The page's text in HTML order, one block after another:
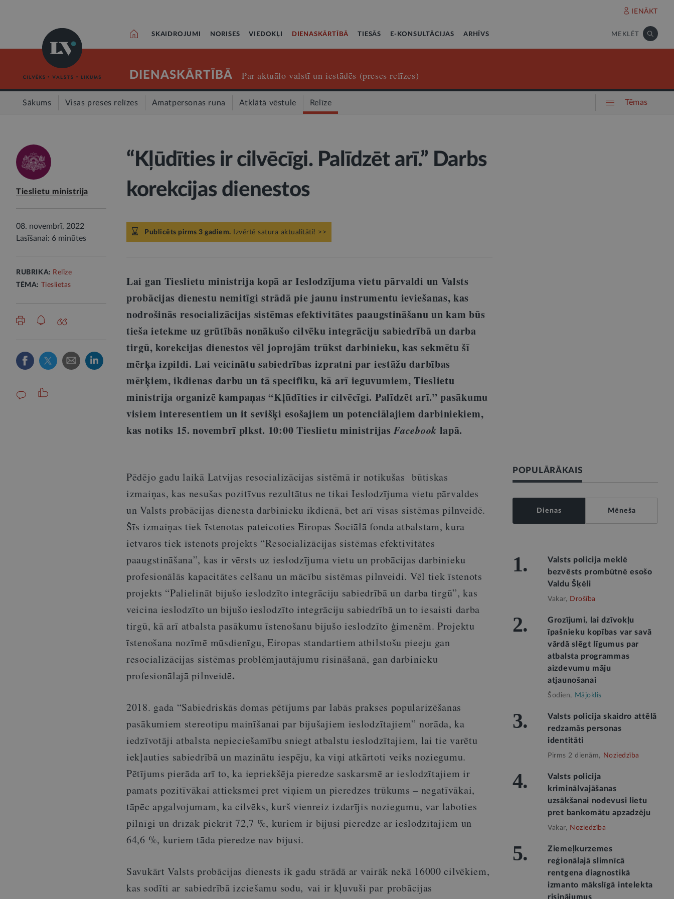
IENĀKT
SKAIDROJUMI NORISES VIEDOKĻI DIENASKĀRTĪBĀ TIESĀS E-KONSULTĀCIJAS ARHĪVS MEKLĒT
DIENASKĀRTĪBĀ Par aktuālo valstī un iestādēs (preses relīzes)
Sākums Visas preses relīzes Amatpersonas runa Atklātā vēstule Relīze Tēmas
Tieslietu ministrija
08. novembrī, 2022
Lasīšanai: 6 minūtes
RUBRIKA: Relīze
TĒMA:
Tieslietas
“Kļūdīties ir cilvēcīgi. Palīdzēt arī.” Darbs
korekcijas dienestos
Publicēts pirms 3 gadiem. Izvērtē satura aktualitāti! >>
Lai gan Tieslietu ministrija kopā ar Ieslodzījuma vietu pārvaldi un Valsts
probācijas dienestu nemitīgi strādā pie jaunu instrumentu ieviešanas, kas
nodrošinās resocializācijas sistēmas efektivitātes paaugstināšanu un kam būs
tieša ietekme uz grūtībās nonākušo cilvēku integrāciju sabiedrībā un darba
tirgū, korekcijas dienestos vēl joprojām trūkst darbinieku, kas sekmētu šī
mērķa izpildi. Lai veicinātu sabiedrības izpratni par iestāžu darbības
mērķiem, ikdienas darbu un tā specifiku, kā arī ieguvumiem, Tieslietu
ministrija organizē kampaņas “Kļūdīties ir cilvēcīgi. Palīdzēt arī.” pasākumu
visiem interesentiem un it sevišķi esošajiem un potenciālajiem darbiniekiem,
kas notiks 15. novembrī plkst. 10:00 Tieslietu ministrijasFacebook lapā.
Pēdējo gadu laikā Latvijas resocializācijas sistēmā ir notikušas būtiskas
izmaiņas, kas nesušas pozitīvus rezultātus ne tikai Ieslodzījuma vietu pārvaldes
un Valsts probācijas dienesta darbinieku ikdienā, bet arī visas sistēmas pilnveidē.
Šīs izmaiņas tiek īstenotas pateicoties Eiropas Sociālā fonda atbalstam, kura
ietvaros tiek īstenots projekts “Resocializācijas sistēmas efektivitātes
paaugstināšana”, kas ir vērsts uz ieslodzījuma vietu un probācijas darbinieku
profesionālās kapacitātes celšanu un mācību sistēmas pilnveidi. Vēl tiek īstenots
projekts “Palielināt bijušo ieslodzīto integrāciju sabiedrībā un darba tirgū”, kas
veicina ieslodzīto un bijušo ieslodzīto integrāciju sabiedrībā un to iesaisti darba
tirgū, kā arī atbalsta pasākumu īstenošanu bijušo ieslodzīto ģimenēm. Projektu
īstenošana nozīmē mūsdienīgu, Eiropas standartiem atbilstošu pieeju gan
resocializācijas sistēmas problēmjautājumu risināšanā, gan darbinieku
profesionālajā pilnveidē.
2018. gada “Sabiedriskās domas pētījums par labās prakses popularizēšanas
pasākumiem stereotipu mainīšanai par bijušajiem ieslodzītajiem” norāda, ka
iedzīvotāji atbalsta nepieciešamību sniegt atbalstu ieslodzītajiem, lai tie varētu
iekļauties sabiedrībā un mazinātu iespēju, ka viņi atkārtoti veiks noziegumu.
Pētījums pierāda arī to, ka iepriekšēja pieredze saskarsmē ar ieslodzītajiem ir
pamats pozitīvākai attieksmei pret viņiem un pieredzes trūkums – negatīvākai,
tāpēc apgalvojumam, ka cilvēks, kurš vienreiz izdarījis noziegumu, var laboties
pilnīgi un drīzāk piekrīt 72,7 %, kuriem ir bijusi pieredze ar ieslodzītajiem un
64,6 %, kuriem tāda pieredze nav bijusi.
Savukārt Valsts probācijas dienests ik gadu strādā ar vairāk nekā 16000 cilvēkiem,
kas sodīti ar sabiedrībā izciešamu sodu, vai ir kļuvuši par probācijas
POPULĀRĀKAIS
Dienas Mēneša
1.
Valsts policija meklē
bezvēsts prombūtnē esošo
Valdu Šķēli
Vakar, Drošība
2.
Grozījumi, lai dzīvokļu
īpašnieku kopības var savā
vārdā slēgt līgumus par
atbalsta programmas
aizdevumu māju
atjaunošanai
Šodien, Mājoklis
3.
Valsts policija skaidro attēlā
redzamās personas
identitāti
Pirms 2 dienām, Noziedzība
4.
Valsts policija
kriminālvajāšanas
uzsākšanai nodevusi lietu
pret bankomātu apzadzēju
Vakar, Noziedzība
5.
Ziemeļkurzemes
reģionālajā slimnīcā
rentgena diagnostikā
izmanto mākslīgā intelekta
risinājumus